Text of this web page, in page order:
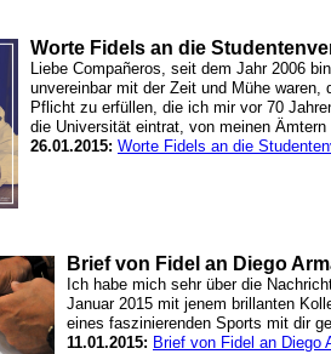
Worte Fidels an die
Liebe Compañeros, seit dem Jahr 2006
unvereinbar mit der Zeit und Mühe
Pflicht zu erfüllen, die ich mir vor 70
die Universität eintrat, von meinen
26.01.2015: Worte Fidels an die
Brief von Fidel an Diego
Ich habe mich sehr über die
Januar 2015 mit jenem brillanten
eines faszinierenden Sports mit dir
11.01.2015: Brief von Fidel an Diego